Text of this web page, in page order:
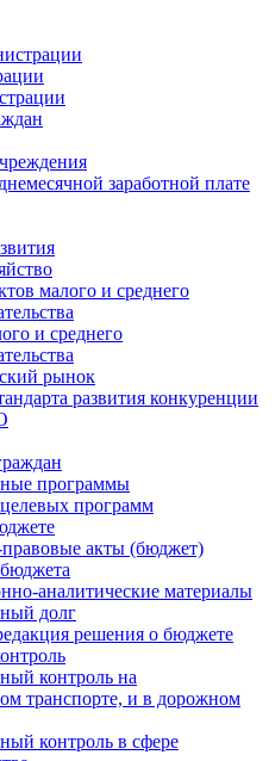
заработной плате
малого и среднего
и среднего
рынок
развития конкуренции
программы
программ
акты (бюджет)
аналитические материалы
долг
решения о бюджете
контроль на
транспорте, и в дорожном
контроль в сфере